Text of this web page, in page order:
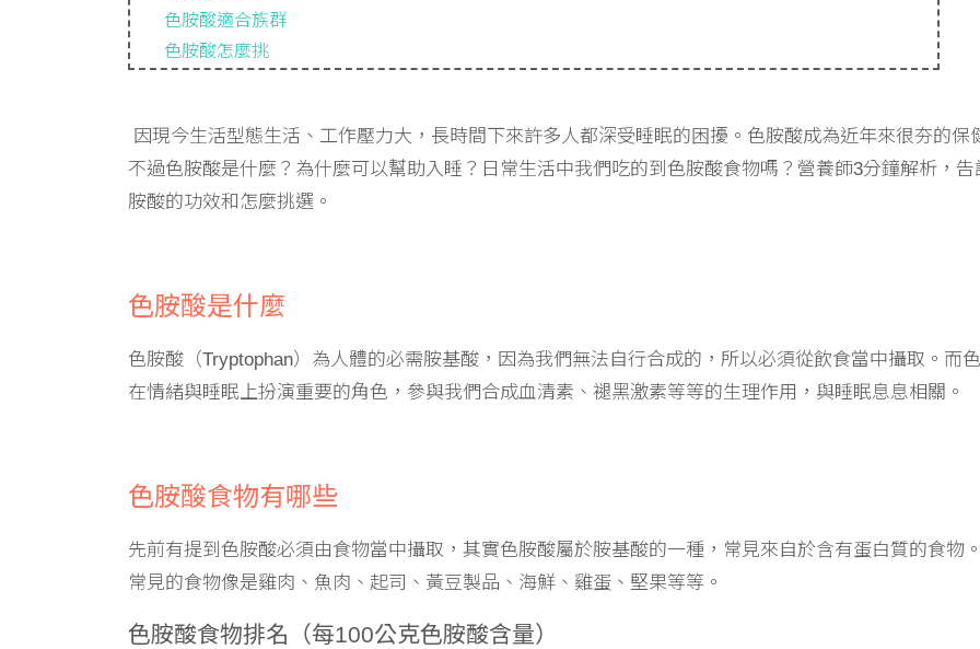
色胺酸適合族群
色胺酸怎麼挑
因現今生活型態生活、工作壓力大，長時間下來許多人都深受睡眠的困擾。色胺酸成為近年來很夯的保
不過色胺酸是什麼？為什麼可以幫助入睡？日常生活中我們吃的到色胺酸食物嗎？營養師3分鐘解析，告
胺酸的功效和怎麼挑選。
色胺酸是什麼
色胺酸（Tryptophan）為人體的必需胺基酸，因為我們無法自行合成的，所以必須從飲食當中攝取。而
在情緒與睡眠上扮演重要的角色，參與我們合成血清素、褪黑激素等等的生理作用，與睡眠息息相關。
色胺酸食物有哪些
先前有提到色胺酸必須由食物當中攝取，其實色胺酸屬於胺基酸的一種，常見來自於含有蛋白質的食物
常見的食物像是雞肉、魚肉、起司、黃豆製品、海鮮、雞蛋、堅果等等。
色胺酸食物排名（每100公克色胺酸含量）